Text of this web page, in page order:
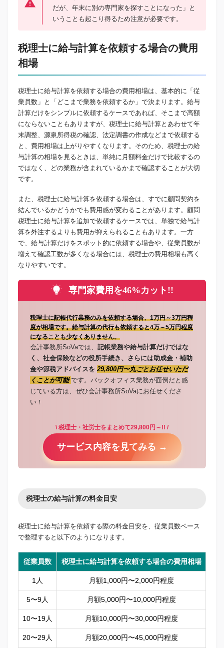
だが、年末に別の専門家を探すことになった」と
いうことも起こり得るため注意が必要です。
税理士に給与計算を依頼する場合の費用
相場
税理士に給与計算を依頼する場合の費用相場は、基本的に「従
業員数」と「どこまで業務を依頼するか」で決まります。給与
計算だけをシンプルに依頼するケースであれば、そこまで高額
にならないこともありますが、税理士に給与計算とあわせて年
末調整、源泉所得税の確認、法定調書の作成などまで依頼する
と、費用相場は上がりやすくなります。そのため、税理士の給
与計算の相場を見るときは、単純に月額料金だけで比較するの
ではなく、どの業務が含まれているかまで確認することが大切
です。
また、税理士に給与計算を依頼する場合は、すでに顧問契約を
結んでいるかどうかでも費用感が変わることがあります。顧問
税理士に給与計算を追加で依頼するケースでは、単独で給与計
算を外注するよりも費用が抑えられることもあります。一方
で、給与計算だけをスポット的に依頼する場合や、従業員数が
増えて確認工数が多くなる場合には、税理士の費用相場も高く
なりやすいです。
専門家費用を46%カット!!
税理士に記帳代行業務のみを依頼する場合、1万円～3万円程
度が相場です。給与計算の代行も依頼すると4万～5万円程度
になることも少なくありません。
会計事務所SoVaでは、 記帳業務や給与計算だけではな
く、社会保険などの役所手続き、さらには助成金・補助
金や節税アドバイスを 29,800円〜丸ごとお任せいただ
くことが可能です。バックオフィス業務が面倒だと感
じている方は、ぜひ会計事務所SoVaにお任せくださ
い！
\ 税理士・社労士をまとめて29,800円～!! /
サービス内容を見てみる →
税理士の給与計算の料金目安
税理士に給与計算を依頼する際の料金目安を、従業員数ベース
で整理すると以下のようになります。
従業員数 税理士に給与計算を依頼する場合の費用相場
1人 月額1,000円〜2,000円程度
5〜9人 月額5,000円〜10,000円程度
10〜19人 月額10,000円〜30,000円程度
20〜29人 月額20,000円〜45,000円程度